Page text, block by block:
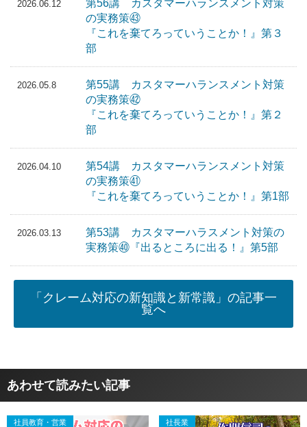
2026.06.12
第56講 カスタマーハランスメント対策
の実務策㊸
『これを棄てろっていうことか！』第３
部
2026.05.8
第55講 カスタマーハランスメント対策
の実務策㊷
『これを棄てろっていうことか！』第２
部
2026.04.10
第54講 カスタマーハランスメント対策
の実務策㊶
『これを棄てろっていうことか！』第1部
2026.03.13
第53講 カスタマーハラスメント対策の
実務策㊵『出るところに出る！』第5部
「クレーム対応の新知識と新常識」の記事一
覧へ
あわせて読みたい記事
社員教育・営業 社長業